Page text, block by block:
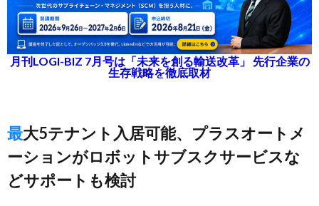
月刊LOGI-BIZ 7月号は「未来を創る輸送改革」 先行企業の
生存戦略を徹底取材
最大5テナント入居可能、プラスオートメ
ーションがロボットサブスクサービスな
どサポートも検討